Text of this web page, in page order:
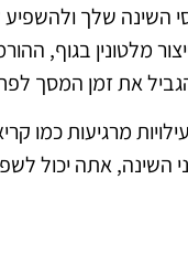
שלך ולהשפיע
מלטונין בגוף,
את זמן המסך
מרגיעות כמו
השינה, אתה יכול